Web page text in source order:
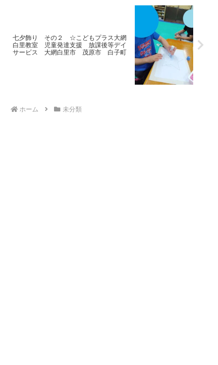
七夕飾り その２ ☆こどもプラス大網
白里教室 児童発達支援 放課後等デイ
サービス 大網白里市 茂原市 白子町
ホーム 未分類